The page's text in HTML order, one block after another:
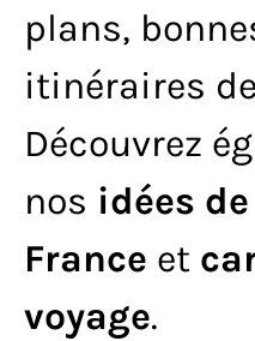
plans,
itinéraires
Découvrez
nos idées
France et
voyage.